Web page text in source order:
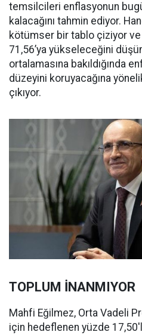
temsilcileri enflasyonun
kalacağını tahmin ediyor.
kötümser bir tablo çiziyor
71,56’ya yükseleceğini
ortalamasına bakıldığında
düzeyini koruyacağına
çıkıyor.
TOPLUM İNANMIYOR
Mahfi Eğilmez, Orta Vadeli
için hedeflenen yüzde